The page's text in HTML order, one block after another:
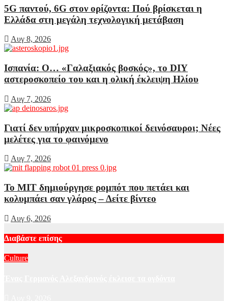
5G παντού, 6G στον ορίζοντα: Πού βρίσκεται η
Ελλάδα στη μεγάλη τεχνολογική μετάβαση
Αυγ 8, 2026
Ισπανία: Ο… «Γαλαξιακός βοσκός», το DIY
αστεροσκοπείο του και η ολική έκλειψη Ηλίου
Αυγ 7, 2026
Γιατί δεν υπήρχαν μικροσκοπικοί δεινόσαυροι; Νέες
μελέτες για το φαινόμενο
Αυγ 7, 2026
Το MIT δημιούργησε ρομπότ που πετάει και
κολυμπάει σαν γλάρος – Δείτε βίντεο
Αυγ 6, 2026
Διαβάστε επίσης
Culture